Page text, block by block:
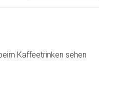
Kaffeetrinken sehen